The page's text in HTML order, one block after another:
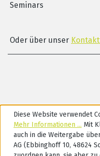
Seminars
Oder über unser
Diese Website verwendet
Mehr Informationen ... Mit
auch in die Weitergabe
AG (Ebbinghoff 10, 48624